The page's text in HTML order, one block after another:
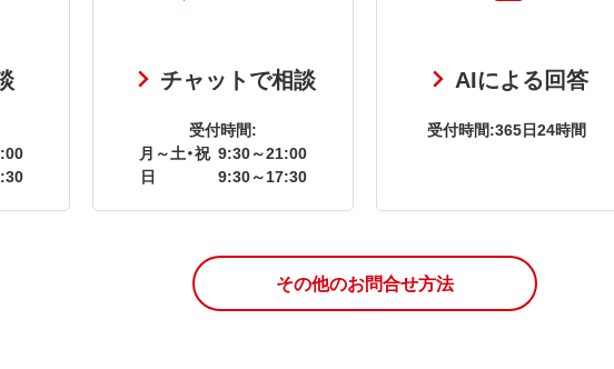
チャットで相談
受付時間:
月～土・祝 9:30～21:00
日
9:30～17:30
AIによる回答
受付時間:365日24時間
その他のお問合せ方法